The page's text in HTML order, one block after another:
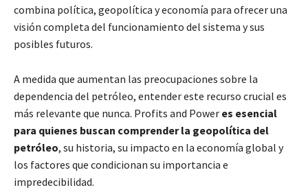
combina política, geopolítica y economía para ofrecer una
visión completa del funcionamiento del sistema y sus
posibles futuros.
A medida que aumentan las preocupaciones sobre la
dependencia del petróleo, entender este recurso crucial es
más relevante que nunca. Profits and Power es esencial
para quienes buscan comprender la geopolítica del
petróleo, su historia, su impacto en la economía global y
los factores que condicionan su importancia e
impredecibilidad.